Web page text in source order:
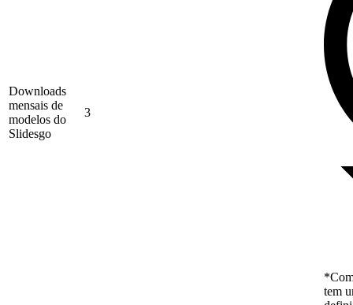
Downloads
mensais de
modelos do
Slidesgo
3
tem